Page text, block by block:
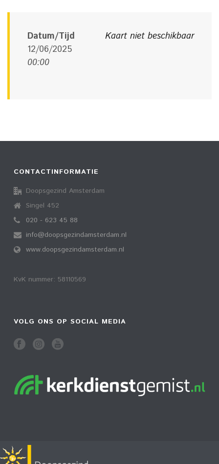
Kaart niet beschikbaar
Datum/Tijd
12/06/2025
00:00
CONTACTINFORMATIE
Doopsgezind Amsterdam
Singel 452
020 - 623 45 88
info@doopsgezindamsterdam.nl
www.doopsgezindamsterdam.nl
KvK nummer: 58110569
VOLG ONS OP SOCIAL MEDIA